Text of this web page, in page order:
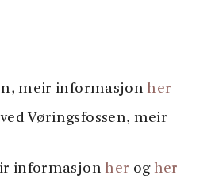
meir informasjon her
Vøringsfossen, meir
informasjon her og her